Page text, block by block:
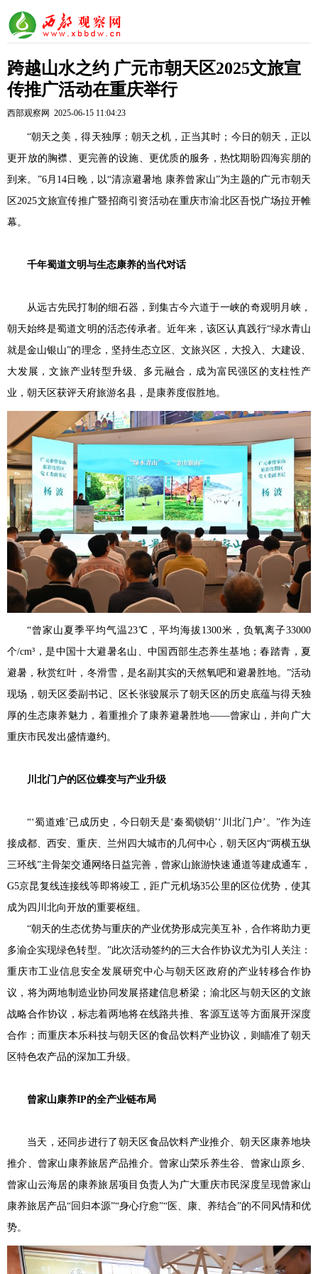
跨越山水之约 广元市朝天区2025文旅宣
传推广活动在重庆举行
西部观察网 2025-06-15 11:04:23
“朝天之美，得天独厚；朝天之机，正当其时；今日的朝天，正以
更开放的胸襟、更完善的设施、更优质的服务，热忱期盼四海宾朋的
到来。”6月14日晚，以“清凉避暑地 康养曾家山”为主题的广元市朝天
区2025文旅宣传推广暨招商引资活动在重庆市渝北区吾悦广场拉开帷
幕。
千年蜀道文明与生态康养的当代对话
从远古先民打制的细石器，到集古今六道于一峡的奇观明月峡，
朝天始终是蜀道文明的活态传承者。近年来，该区认真践行“绿水青山
就是金山银山”的理念，坚持生态立区、文旅兴区，大投入、大建设、
大发展，文旅产业转型升级、多元融合，成为富民强区的支柱性产
业，朝天区获评天府旅游名县，是康养度假胜地。
“曾家山夏季平均气温23℃，平均海拔1300米，负氧离子33000
个/cm³，是中国十大避暑名山、中国西部生态养生基地；春踏青，夏
避暑，秋赏红叶，冬滑雪，是名副其实的天然氧吧和避暑胜地。”活动
现场，朝天区委副书记、区长张骏展示了朝天区的历史底蕴与得天独
厚的生态康养魅力，着重推介了康养避暑胜地——曾家山，并向广大
重庆市民发出盛情邀约。
川北门户的区位蝶变与产业升级
“‘蜀道难’已成历史，今日朝天是‘秦蜀锁钥’‘川北门户’。”作为连
接成都、西安、重庆、兰州四大城市的几何中心，朝天区内“两横五纵
三环线”主骨架交通网络日益完善，曾家山旅游快速通道等建成通车，
G5京昆复线连接线等即将竣工，距广元机场35公里的区位优势，使其
成为四川北向开放的重要枢纽。
“朝天的生态优势与重庆的产业优势形成完美互补，合作将助力更
多渝企实现绿色转型。”此次活动签约的三大合作协议尤为引人关注：
重庆市工业信息安全发展研究中心与朝天区政府的产业转移合作协
议，将为两地制造业协同发展搭建信息桥梁；渝北区与朝天区的文旅
战略合作协议，标志着两地将在线路共推、客源互送等方面展开深度
合作；而重庆本乐科技与朝天区的食品饮料产业协议，则瞄准了朝天
区特色农产品的深加工升级。
曾家山康养IP的全产业链布局
当天，还同步进行了朝天区食品饮料产业推介、朝天区康养地块
推介、曾家山康养旅居产品推介。曾家山荣乐养生谷、曾家山原乡、
曾家山云海居的康养旅居项目负责人为广大重庆市民深度呈现曾家山
康养旅居产品“回归本源”“身心疗愈”“医、康、养结合”的不同风情和优
势。